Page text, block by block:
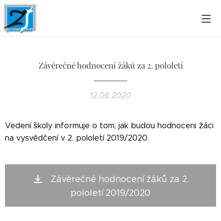
Závěrečné hodnocení žáků za 2. pololetí
12.06.2020
Vedení školy informuje o tom, jak budou hodnoceni žáci
na vysvědčení v 2. pololetí 2019/2020.
Závěrečné hodnocení žáků za 2.
pololetí 2019/2020